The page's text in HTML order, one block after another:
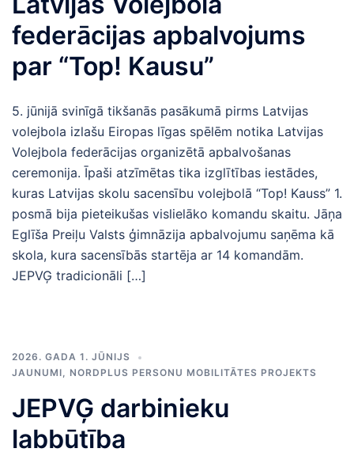
federācijas apbalvojums
par “Top! Kausu”
5. jūnijā svinīgā tikšanās pasākumā pirms Latvijas
volejbola izlašu Eiropas līgas spēlēm notika Latvijas
Volejbola federācijas organizētā apbalvošanas
ceremonija. Īpaši atzīmētas tika izglītības iestādes,
kuras Latvijas skolu sacensību volejbolā “Top! Kauss” 1.
posmā bija pieteikušas vislielāko komandu skaitu. Jāņa
Eglīša Preiļu Valsts ģimnāzija apbalvojumu saņēma kā
skola, kura sacensībās startēja ar 14 komandām.
JEPVĢ tradicionāli […]
2026. GADA 1. JŪNIJS
JAUNUMI, NORDPLUS PERSONU MOBILITĀTES PROJEKTS
JEPVĢ darbinieku
labbūtība